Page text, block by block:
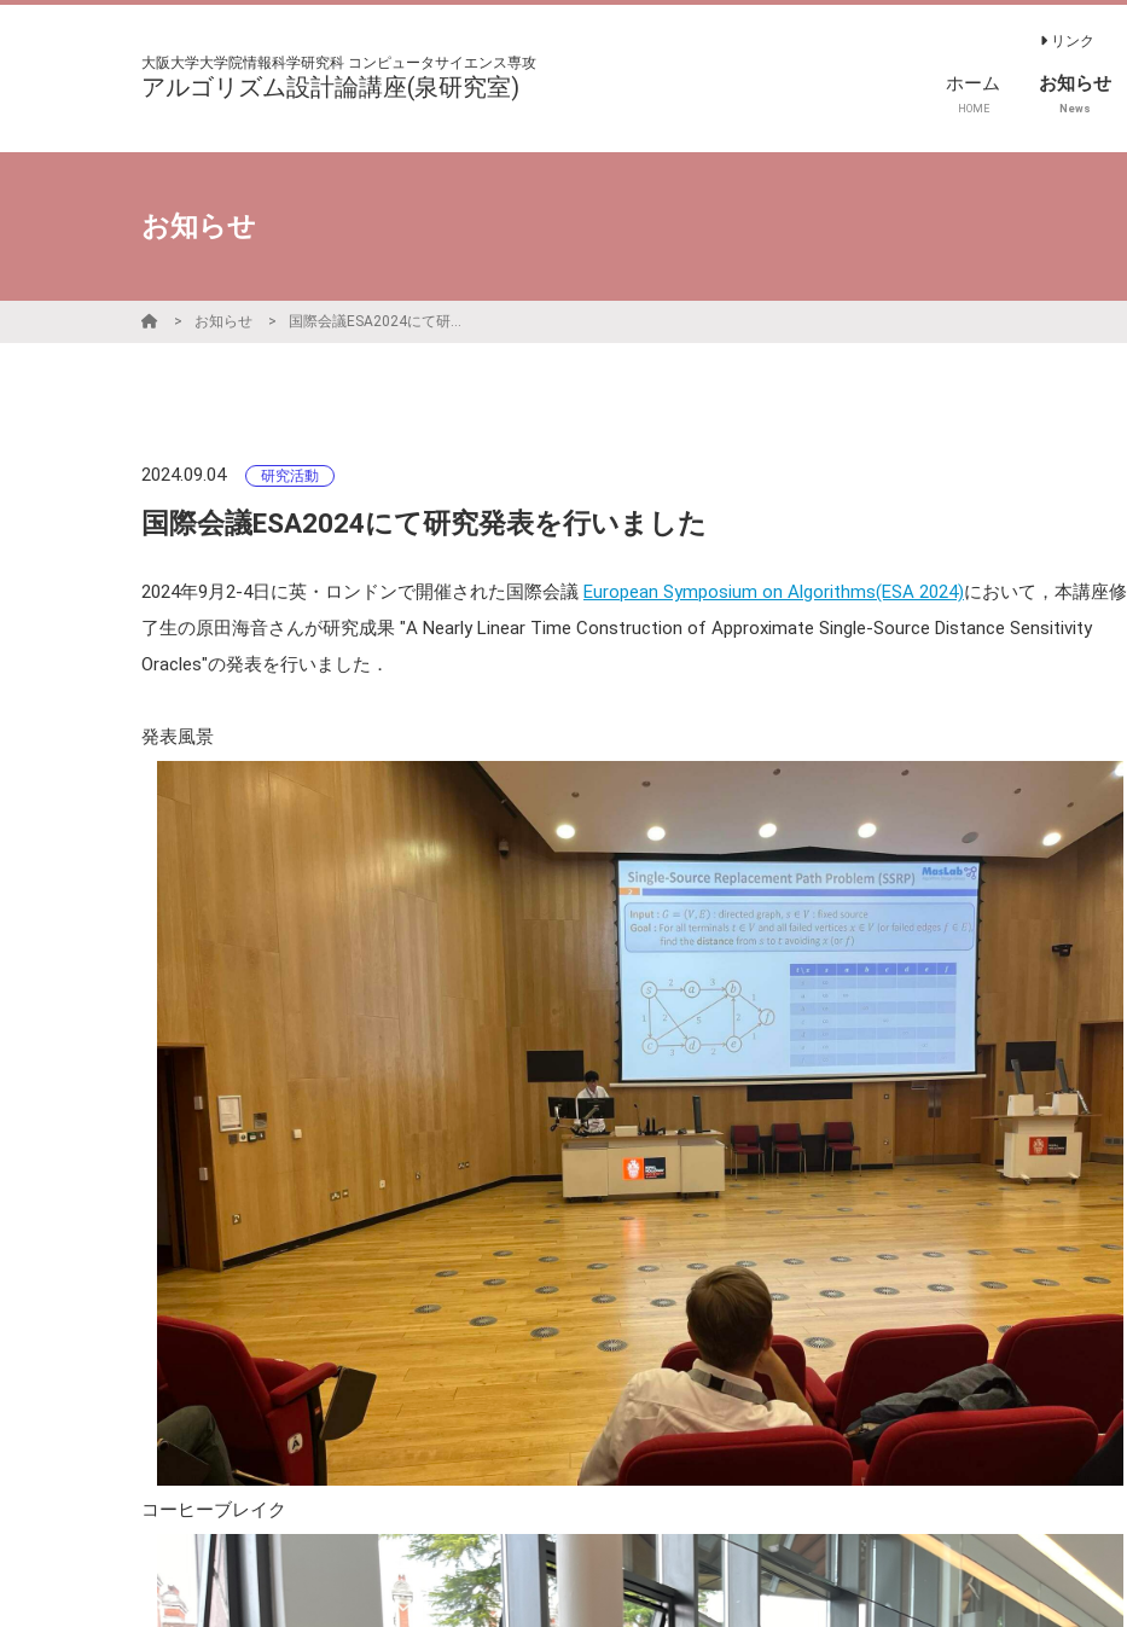
大阪大学大学院情報科学研究科 コンピュータサイエンス専攻
アルゴリズム設計論講座(泉研究室)
リンク
ホーム
HOME
お知らせ
News
お知らせ
お知らせ 国際会議ESA2024にて研究発表を行いました
2024.09.04 研究活動
国際会議ESA2024にて研究発表を行いました
2024年9月2-4日に英・ロンドンで開催された国際会議 European Symposium on Algorithms(ESA 2024)において，本講座修
了生の原田海音さんが研究成果 "A Nearly Linear Time Construction of Approximate Single-Source Distance Sensitivity
Oracles"の発表を行いました．
発表風景
コーヒーブレイク